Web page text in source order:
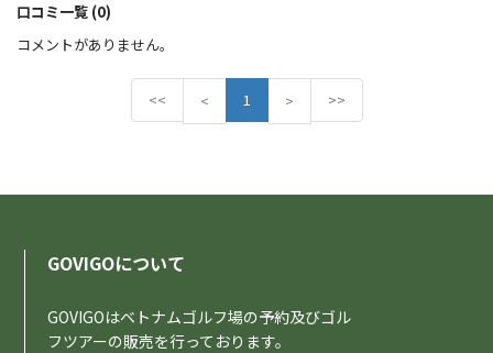
口コミ一覧 (0)
コメントがありません。
<< <P
r
1 >N
e
>>
GOVIGOについて
GOVIGOはベトナムゴルフ場の予約及びゴル
フツアーの販売を行っております。